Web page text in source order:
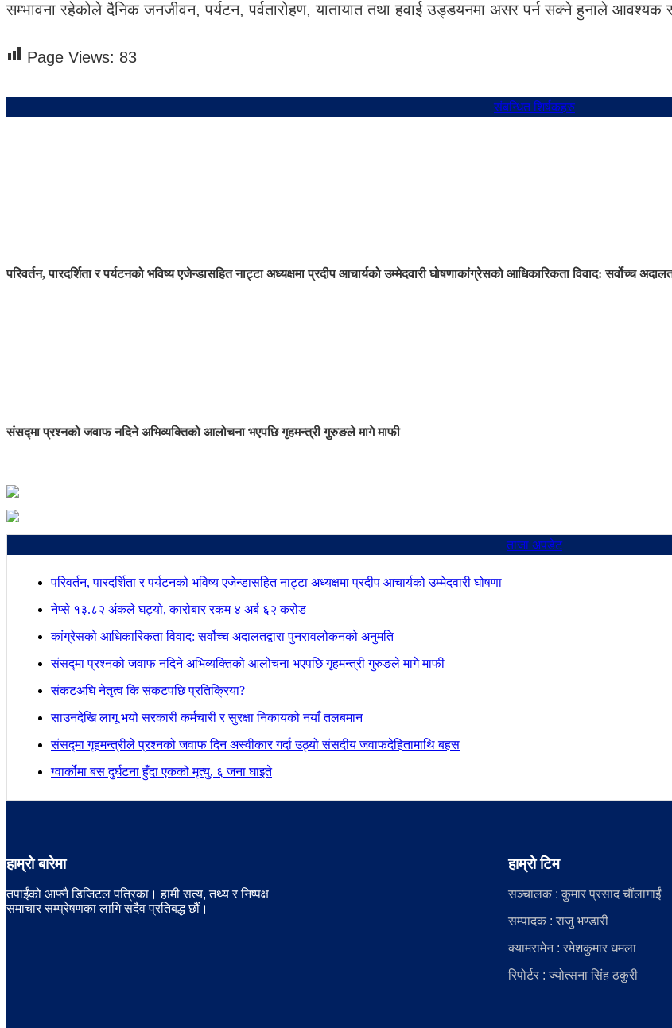
सम्भावना रहेकोले दैनिक जनजीवन, पर्यटन, पर्वतारोहण, यातायात तथा हवाई उड्डयनमा असर पर्न सक्ने हुनाले
Page Views: 83
संबन्धित शिर्षकहरु
परिवर्तन, पारदर्शिता र पर्यटनको भविष्य एजेन्डासहित नाट्टा अध्यक्षमा प्रदीप आचार्यको उम्मेदवारी घोषणाकांग्रेसको आधिकारिकता विवाद: सर्वोच्च
संसद्मा प्रश्नको जवाफ नदिने अभिव्यक्तिको आलोचना भएपछि गृहमन्त्री गुरुङले मागे माफी
ताजा अपडेट
परिवर्तन, पारदर्शिता र पर्यटनको भविष्य एजेन्डासहित नाट्टा अध्यक्षमा प्रदीप आचार्यको उम्मेदवारी घोषणा
नेप्से १३.८२ अंकले घट्यो, कारोबार रकम ४ अर्ब ६२ करोड
कांग्रेसको आधिकारिकता विवाद: सर्वोच्च अदालतद्वारा पुनरावलोकनको अनुमति
संसद्मा प्रश्नको जवाफ नदिने अभिव्यक्तिको आलोचना भएपछि गृहमन्त्री गुरुङले मागे माफी
संकटअघि नेतृत्व कि संकटपछि प्रतिक्रिया?
साउनदेखि लागू भयो सरकारी कर्मचारी र सुरक्षा निकायको नयाँ तलबमान
संसद्मा गृहमन्त्रीले प्रश्नको जवाफ दिन अस्वीकार गर्दा उठ्यो संसदीय जवाफदेहितामाथि बहस
ग्वार्कोमा बस दुर्घटना हुँदा एकको मृत्यु, ६ जना घाइते
हाम्रो बारेमा
तपाईंको आफ्नै डिजिटल पत्रिका। हामी सत्य, तथ्य र निष्पक्ष
समाचार सम्प्रेषणका लागि सदैव प्रतिबद्ध छौं।
हाम्रो टिम
सञ्चालक : कुमार प्रसाद चौंलागाईं
सम्पादक : राजु भण्डारी
क्यामरामेन : रमेशकुमार धमला
रिपोर्टर : ज्योत्सना सिंह ठकुरी